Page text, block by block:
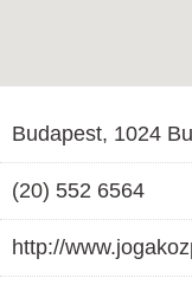
Budapest, 1024
(20) 552 6564
http://